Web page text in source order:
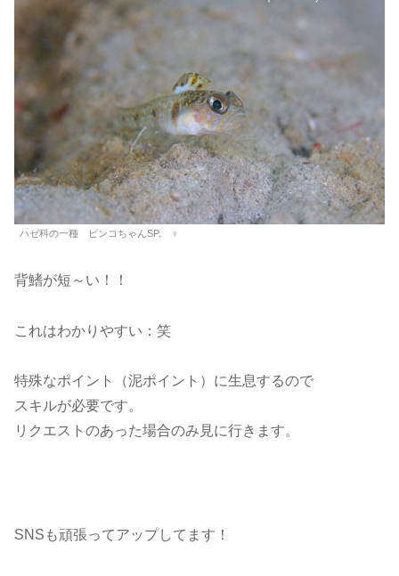
ハゼ科の一種 ピンコちゃんSP. ♀
背鰭が短～い！！
これはわかりやすい：笑
特殊なポイント（泥ポイント）に生息するので
スキルが必要です。
リクエストのあった場合のみ見に行きます。
SNSも頑張ってアップしてます！